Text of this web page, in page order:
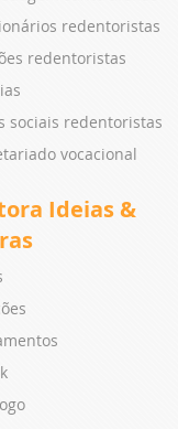
redentoristas
redentoristas
sociais redentoristas
vocacional
Ideias &